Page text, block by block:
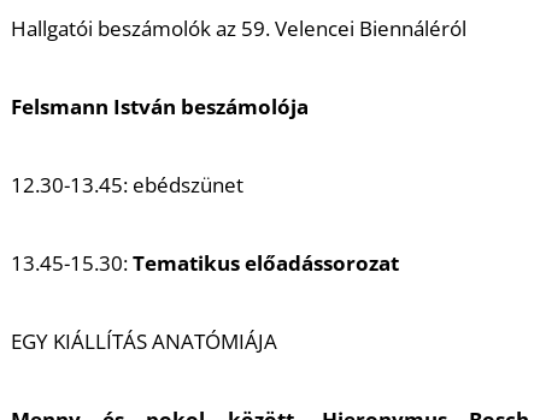
Hallgatói beszámolók az 59. Velencei Biennáléról
Felsmann István beszámolója
12.30-13.45: ebédszünet
13.45-15.30:Tematikus előadássorozat
EGY KIÁLLÍTÁS ANATÓMIÁJA